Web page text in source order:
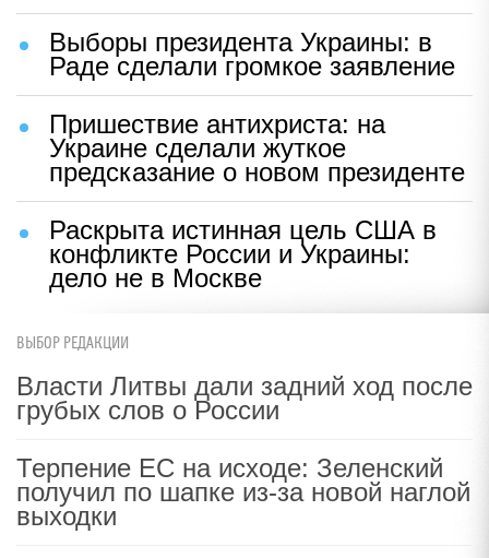
Выборы президента Украины: в
Раде сделали громкое заявление
Пришествие антихриста: на
Украине сделали жуткое
предсказание о новом президенте
Раскрыта истинная цель США в
конфликте России и Украины:
дело не в Москве
ВЫБОР РЕДАКЦИИ
Власти Литвы дали задний ход после
грубых слов о России
Терпение ЕС на исходе: Зеленский
получил по шапке из-за новой наглой
выходки